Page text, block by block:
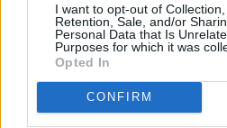
I want to opt-out of Collection,
Retention, Sale, and/or
Personal Data that Is
Purposes for which it was
Opted In
CONFIRM